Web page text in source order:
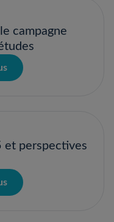
campagne
et perspectives